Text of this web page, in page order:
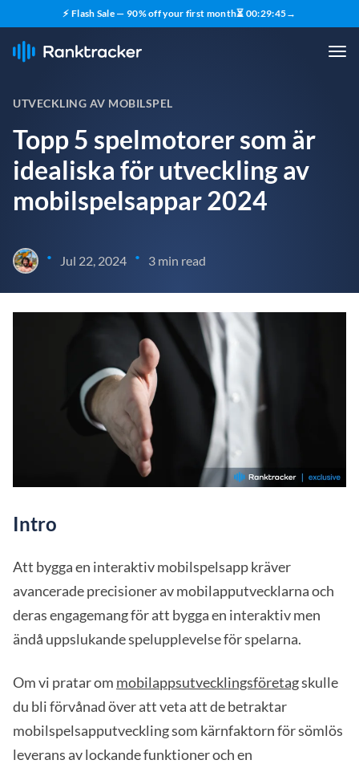
⚡ Flash Sale — 90% off your first month⏳ 00:29:43→
UTVECKLING AV MOBILSPEL
Topp 5 spelmotorer som är
idealiska för utveckling av
mobilspelsappar 2024
• Jul 22, 2024 • 3 min read
Intro
Att bygga en interaktiv mobilspelsapp kräver
avancerade precisioner av mobilapputvecklarna och
deras engagemang för att bygga en interaktiv men
ändå uppslukande spelupplevelse för spelarna.
Om vi pratar om mobilappsutvecklingsföretagskulle
du bli förvånad över att veta att de betraktar
mobilspelsapputveckling som kärnfaktorn för sömlös
leverans av lockande funktioner och en